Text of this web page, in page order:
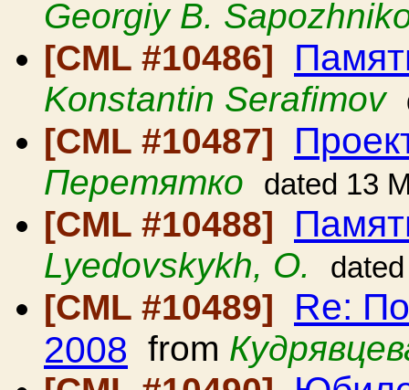
Georgiy B.
[CML #10486]
Konstantin Serafimov
[CML #10487]
Перетятко dated 13
[CML #10488]
Lyedovskykh, O.
[CML #10489] Re:
2008 from